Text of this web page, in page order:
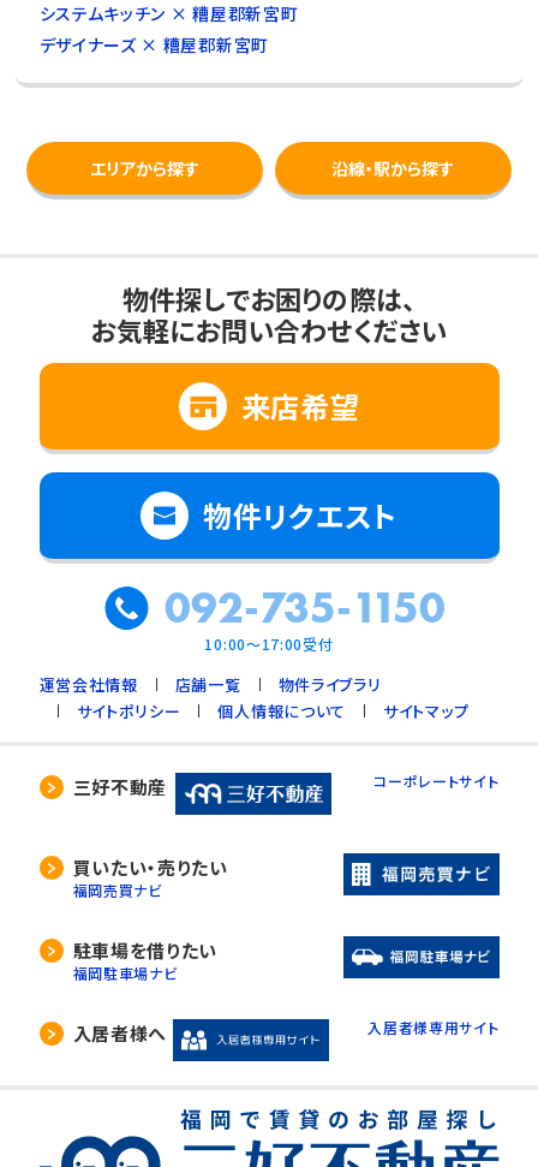
システムキッチン × 糟屋郡新宮町
デザイナーズ × 糟屋郡新宮町
エリアから探す 沿線・駅から探す
物件探しでお困りの際は、
お気軽にお問い合わせください
来店希望
物件リクエスト
092-735-1150
10:00～17:00受付
運営会社情報 店舗一覧
物件ライブラリ
サイトポリシー
個人情報について サイトマップ
三好不動産 コーポレートサイト
買いたい・売りたい
福岡売買ナビ
駐車場を借りたい
福岡駐車場ナビ
入居者様へ 入居者様専用サイト